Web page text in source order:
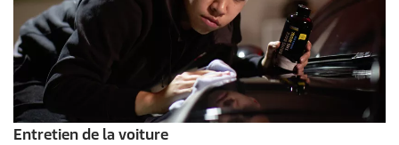
Entretien de la voiture